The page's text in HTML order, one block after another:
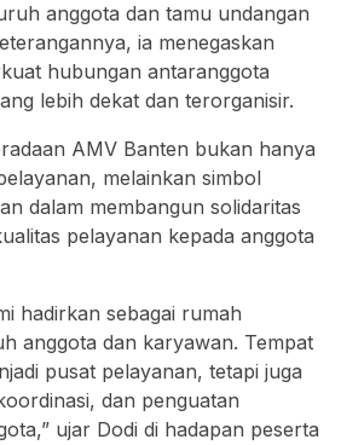
anggota dan tamu undangan
ia menegaskan
hubungan antaranggota
lebih dekat dan terorganisir.
AMV Banten bukan hanya
melainkan simbol
dalam membangun solidaritas
pelayanan kepada anggota
hadirkan sebagai rumah
anggota dan karyawan. Tempat
pusat pelayanan, tetapi juga
dan penguatan
ujar Dodi di hadapan peserta